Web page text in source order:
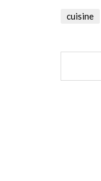
une
nouvelle
cuisine